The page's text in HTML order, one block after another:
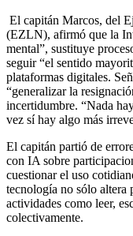
El capitán Marcos, del
(EZLN), afirmó que la
mental”, sustituye
seguir “el sentido
plataformas digitales.
“generalizar la
incertidumbre. “Nada
vez sí hay algo más
El capitán partió de
con IA sobre
cuestionar el uso
tecnología no sólo altera
actividades como leer,
colectivamente.